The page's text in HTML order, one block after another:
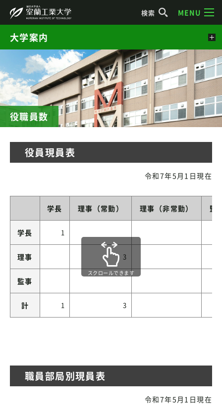
検索 MENU
役職員数
役員現員表
令和7年5月1日現在
学長 理事（常勤） 理事（非常勤） 監
学長 1
理事 3
監事
計 1 3
スクロールできます
職員部局別現員表
令和7年5月1日現在
大学案内